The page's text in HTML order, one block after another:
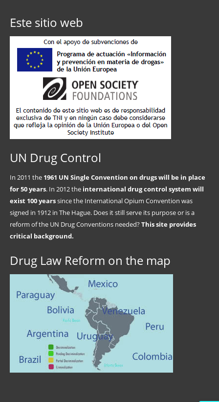
Este sitio web
UN Drug Control
In 2011 the 1961 UN Single Convention on drugs will be in place
for 50 years. In 2012 the international drug control system will
exist 100 yearssince the International Opium Convention was
signed in 1912 in The Hague. Does it still serve its purpose or is a
reform of the UN Drug Conventions needed?This site provides
critical background.
Drug Law Reform on the map